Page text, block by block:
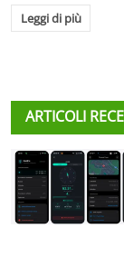
Leggi di più
ARTICOLI